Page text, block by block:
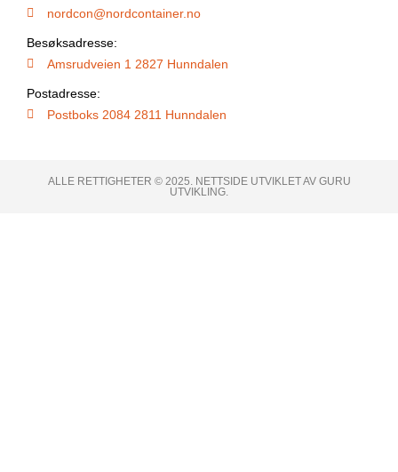
nordcon@nordcontainer.no
Besøksadresse:
Amsrudveien 1 2827 Hunndalen
Postadresse:
Postboks 2084 2811 Hunndalen
ALLE RETTIGHETER © 2025. NETTSIDE UTVIKLET AV GURU
UTVIKLING.